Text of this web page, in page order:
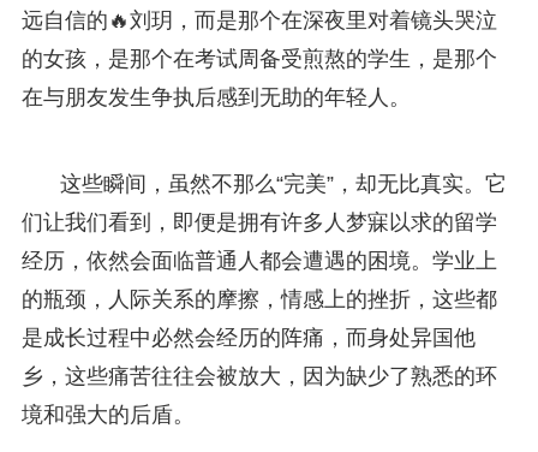
远自信的🔥刘玥，而是那个在深夜里对着镜头哭泣
的女孩，是那个在考试周备受煎熬的学生，是那个
在与朋友发生争执后感到无助的年轻人。
这些瞬间，虽然不那么“完美”，却无比真实。它
们让我们看到，即便是拥有许多人梦寐以求的留学
经历，依然会面临普通人都会遭遇的困境。学业上
的瓶颈，人际关系的摩擦，情感上的挫折，这些都
是成长过程中必然会经历的阵痛，而身处异国他
乡，这些痛苦往往会被放大，因为缺少了熟悉的环
境和强大的后盾。